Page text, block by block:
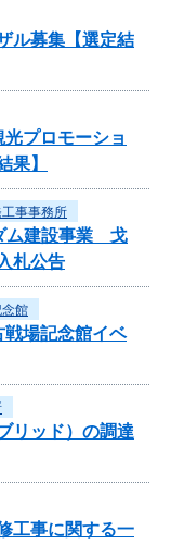
ル募集【選定結
プロモーショ
果】
事事務所
ム建設事業 戈
札公告
館
戦場記念館イベ
リッド）の調達
工事に関する一